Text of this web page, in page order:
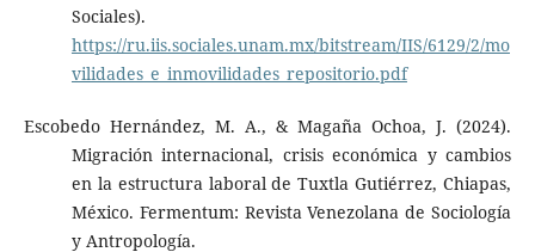
Sociales).
https://ru.iis.sociales.unam.mx/bitstream/IIS/6129/2/mo
vilidades_e_inmovilidades_repositorio.pdf
Escobedo Hernández, M. A., & Magaña Ochoa, J. (2024).
Migración internacional, crisis económica y cambios
en la estructura laboral de Tuxtla Gutiérrez, Chiapas,
México. Fermentum: Revista Venezolana de Sociología
y Antropología.